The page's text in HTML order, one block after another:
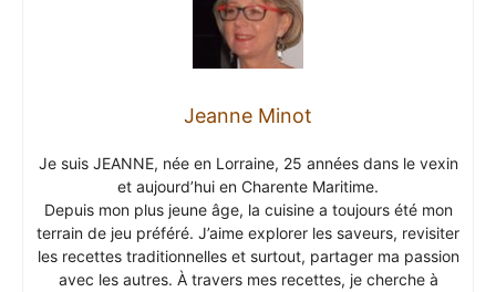
Jeanne Minot
Je suis JEANNE, née en Lorraine, 25 années dans le vexin
et aujourd’hui en Charente Maritime.
Depuis mon plus jeune âge, la cuisine a toujours été mon
terrain de jeu préféré. J’aime explorer les saveurs, revisiter
les recettes traditionnelles et surtout, partager ma passion
avec les autres. À travers mes recettes, je cherche à